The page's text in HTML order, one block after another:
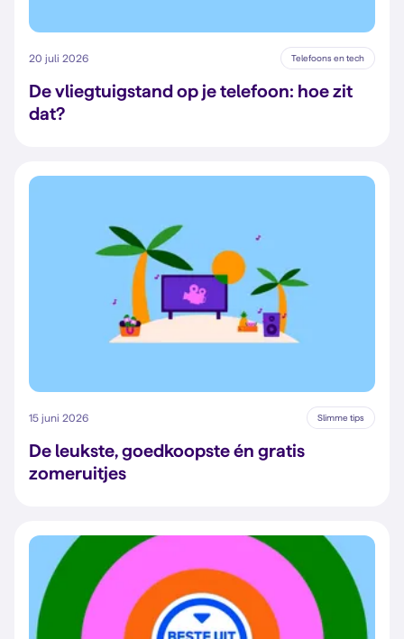
20 juli 2026 Telefoons en tech
De vliegtuigstand op je telefoon: hoe zit
dat?
15 juni 2026 Slimme tips
De leukste, goedkoopste én gratis
zomeruitjes